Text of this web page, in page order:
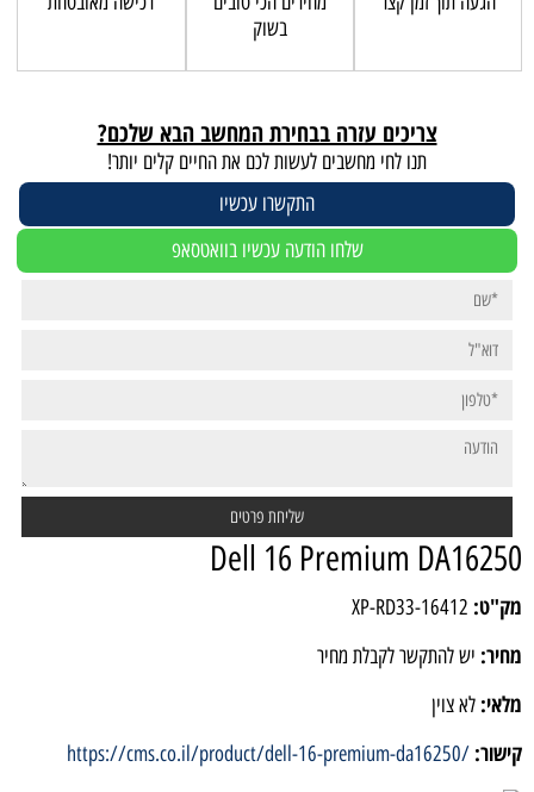
בשוק
צריכים עזרה בבחירת המחשב הבא שלכם?
תנו לחי מחשבים לעשות לכם את החיים קלים יותר!
התקשרו עכשיו
שלחו הודעה עכשיו בוואטסאפ
Dell 16 Premium DA16250
מק"ט: XP-RD33-16412
מחיר: יש להתקשר לקבלת מחיר
מלאי: לא צוין
קישור: https://cms.co.il/product/dell-16-premium-da16250/